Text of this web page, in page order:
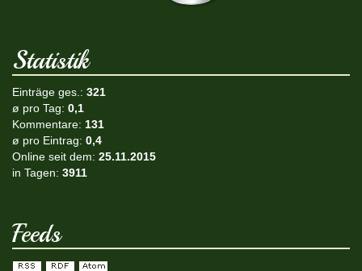
Statistik
Einträge ges.: 321
ø pro Tag: 0,1
Kommentare: 131
ø pro Eintrag: 0,4
Online seit dem: 25.11.2015
in Tagen: 3911
Feeds